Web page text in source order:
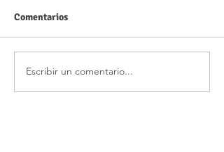
Comentarios
Escribir un comentario...